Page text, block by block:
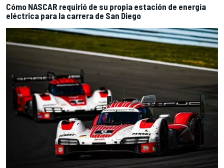
Cómo NASCAR requirió de su propia estación de energía
eléctrica para la carrera de San Diego